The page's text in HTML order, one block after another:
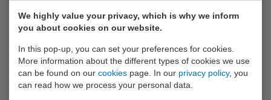
We highly value your privacy, which is why we inform
you about cookies on our website.
In this pop-up, you can set your preferences for cookies.
More information about the different types of cookies we use
can be found on our cookies page. In our privacy policy, you
can read how we process your personal data.
wettelijke grenswaarde voor benzeen is op 1 oktober
2017 aangescherpt van 1 ppm (3,25 mg/m
3
uitstek geschikt voor meting van de concentratie benzeen
volgens deze regelgeving.